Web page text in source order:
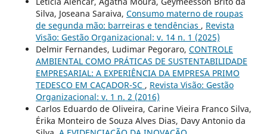
Silva, Joseana Saraiva, Consumo materno de roupas
de segunda mão: barreiras e tendências , Revista
Visão: Gestão Organizacional: v. 14 n. 1 (2025)
Delmir Fernandes, Ludimar Pegoraro, CONTROLE
AMBIENTAL COMO PRÁTICAS DE SUSTENTABILIDADE
EMPRESARIAL: A EXPERIÊNCIA DA EMPRESA PRIMO
TEDESCO EM CAÇADOR-SC , Revista Visão: Gestão
Organizacional: v. 1 n. 2 (2016)
Carlos Eduardo de Oliveira, Carine Vieira Franco Silva,
Érika Monteiro de Souza Alves Dias, Davy Antonio da